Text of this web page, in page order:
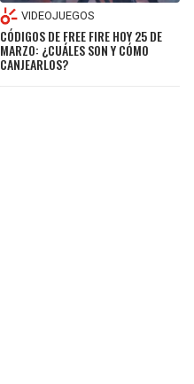
VIDEOJUEGOS
CÓDIGOS DE FREE FIRE HOY 25 DE
MARZO: ¿CUÁLES SON Y CÓMO
CANJEARLOS?